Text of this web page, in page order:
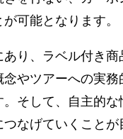
可能となります。
り、ラベル付き
やツアーへの実
そして、自主的
なげていくことが